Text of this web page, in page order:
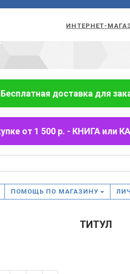
ИНТЕРНЕТ-
Бесплатная доставка для
от 1 500 р. - КНИГА
ПОМОЩЬ ПО МАГАЗИНУ
ТИТУЛ